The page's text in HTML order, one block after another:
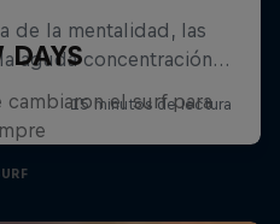
DAYS
cambiaron el surf para